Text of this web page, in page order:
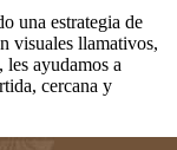
una estrategia de
visuales llamativos,
ayudamos a
cercana y